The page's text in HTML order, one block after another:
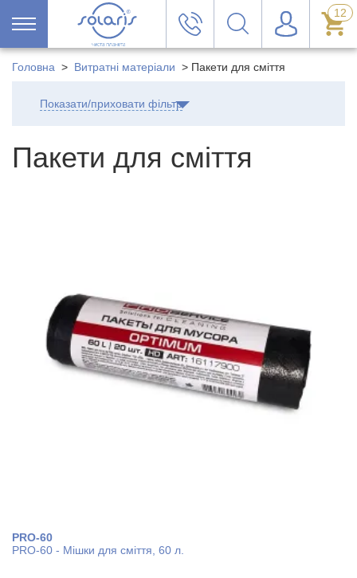
12
Головна > Витратні матеріали > Пакети для сміття
Показати/приховати фільтр
Пакети для сміття
PRO-60
PRO-60 - Мішки для сміття, 60 л.